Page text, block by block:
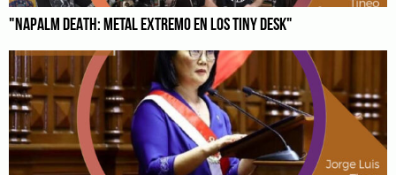
"NAPALM DEATH: METAL EXTREMO EN LOS TINY DESK"